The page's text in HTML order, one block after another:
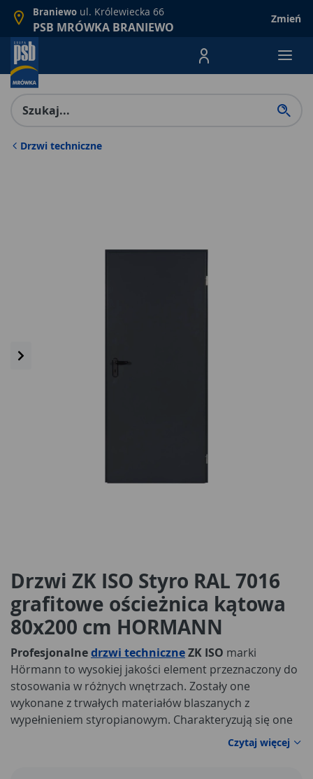
Braniewo ul. Królewiecka 66
PSB MRÓWKA BRANIEWO
Zmień
Menu Produktów,
Drzwi techniczne
Drzwi ZK ISO Styro RAL 7016
grafitowe ościeżnica kątowa
80x200 cm HORMANN
Profesjonalnedrzwi techniczneZK ISO marki
Hörmann to wysokiej jakości element przeznaczony do
stosowania w różnych wnętrzach. Zostały one
wykonane z trwałych materiałów blaszanych z
wypełnieniem styropianowym. Charakteryzują się one
wysoką skutecznością działania, trwałością iCzytaj więcej